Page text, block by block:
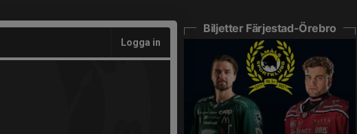
Logga in
Biljetter Färjestad-Örebro